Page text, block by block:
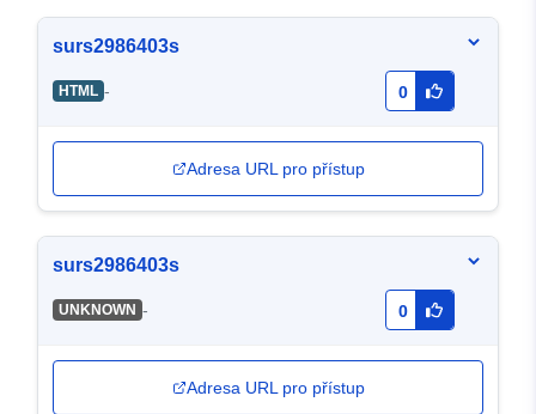
surs2986403s
HTML - 0
Adresa URL pro přístup
surs2986403s
UNKNOWN - 0
Adresa URL pro přístup